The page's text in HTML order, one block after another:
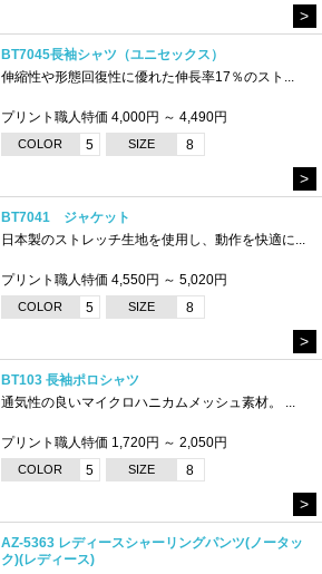
>
BT7045長袖シャツ（ユニセックス）
伸縮性や形態回復性に優れた伸長率17％のスト...
プリント職人特価 4,000円 ～ 4,490円
COLOR 5 SIZE 8
>
BT7041 ジャケット
日本製のストレッチ生地を使用し、動作を快適に...
プリント職人特価 4,550円 ～ 5,020円
COLOR 5 SIZE 8
>
BT103 長袖ポロシャツ
通気性の良いマイクロハニカムメッシュ素材。 ...
プリント職人特価 1,720円 ～ 2,050円
COLOR 5 SIZE 8
>
AZ-5363 レディースシャーリングパンツ(ノータッ
ク)(レディース)